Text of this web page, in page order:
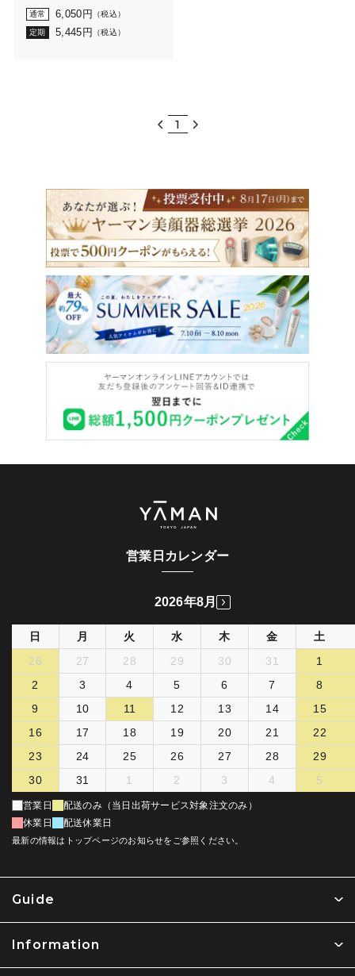
ス
通常 6,050 円 （税込）
定期 5,445 円 （税込）
1
Guide
Information
営業日カレンダー
2026年8月
日 月 火 水 木 金
土
26
27 28 29 30 31
1
2
3 4 5 6 7
8
9
10 11 12 13 14
15
16
17 18 19 20 21
22
23
24 25 26 27 28
29
30
31 1 2 3 4 5
営業日
配送のみ（当日出荷サービス対象注文のみ）
休業日
配送休業日
最新の情報はトップページのお知らせをご参照ください。